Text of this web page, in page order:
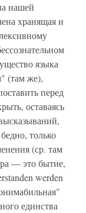
нашей
хранящая и
языка
(там же),
перед
оставаясь
только
(ср. там
— это бытие,
werden
единства